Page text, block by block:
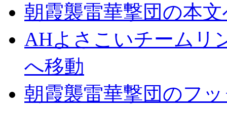
朝霞襲雷華撃団の本
AHよさこいチームリ
へ移動
朝霞襲雷華撃団のフ